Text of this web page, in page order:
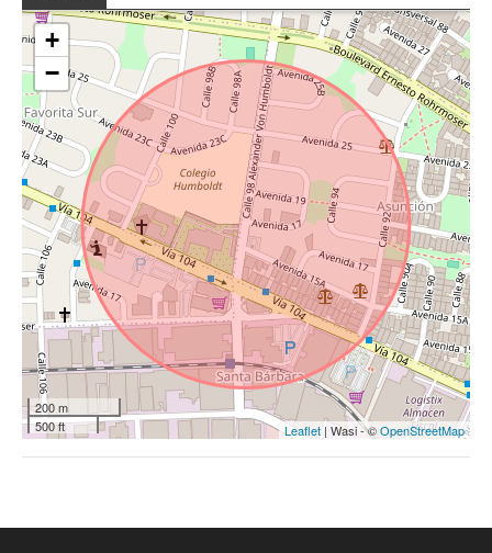
+
−
200 m
500 ft
Leaflet | Wasi - ©OpenStreetMap